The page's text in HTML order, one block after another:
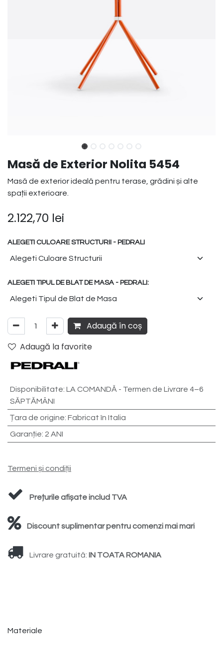
Masă de Exterior Nolita 5454
Masă de exterior ideală pentru terase, grădini și alte
spații exterioare.
2.122,70 lei
ALEGETI CULOARE STRUCTURII - PEDRALI
ALEGETI TIPUL DE BLAT DE MASA - PEDRALI:
Adaugă în coș
Adaugă la favorite
Disponibilitate: LA COMANDĂ - Termen de Livrare 4–6
SĂPTĂMÂNI
Țara de origine: Fabricat în Italia
Garanție: 2 ANI
Termeni și condiții
Prețurile afișate includ TVA
Discount suplimentar pentru comenzi mai mari
Livrare gratuită: IN TOATA ROMANIA
Materiale